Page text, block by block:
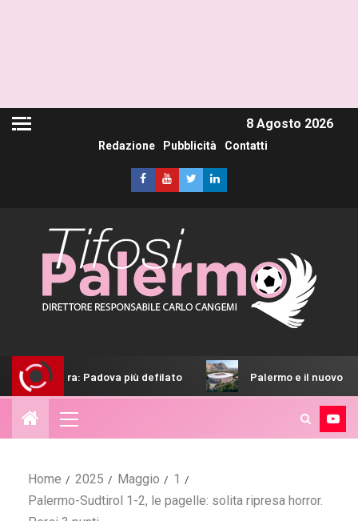
8 Agosto 2026
Redazione Pubblicità Contatti
più defilato Palermo e il nuovo Barbera: così lo
Home 2025 Maggio
1
Palermo-Sudtirol 1-2, le pagelle: solita ripresa horror.